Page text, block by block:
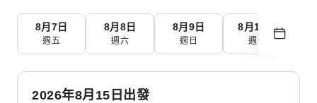
8月7日
週五
8月8日
週六
8月9日
週日
8月10日
週一
2026年8月15日出發